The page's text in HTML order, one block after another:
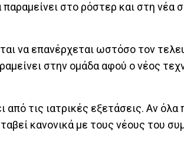
στο ρόστερ και στη νέα
να επανέρχεται ωστόσο τον
στην ομάδα αφού ο νέος
τις ιατρικές εξετάσεις. Αν όλα
κανονικά με τους νέους του